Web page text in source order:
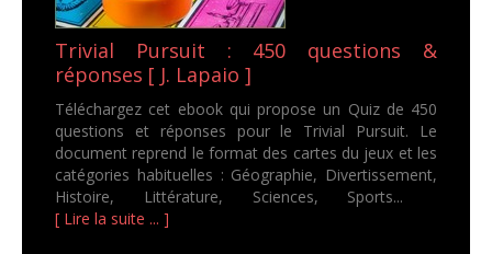
Trivial Pursuit : 450 questions &
réponses [ J. Lapaio ]
Téléchargez cet ebook qui propose un Quiz de 450
questions et réponses pour le Trivial Pursuit. Le
document reprend le format des cartes du jeux et les
catégories habituelles : Géographie, Divertissement,
Histoire, Littérature, Sciences, Sports...
[ Lire la suite ... ]